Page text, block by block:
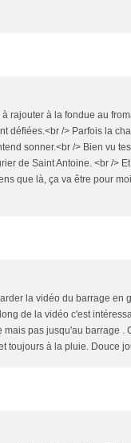
rajouter à la fondue au
défiées.<br /> Parfois la
sonner.<br /> Bien vu
de Saint Antoine. <br />
que là, ça va être pour
la vidéo du barrage en
de la vidéo c'est
pas jusqu'au barrage .
toujours à la pluie. Douce